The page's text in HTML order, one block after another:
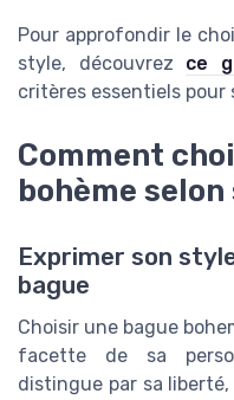
Pour approfondir le
style, découvrez ce
critères essentiels pour
Comment
bohème
Exprimer son
bague
Choisir une bague
facette de sa
distingue par sa